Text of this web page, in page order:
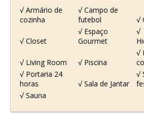
√ Armário de
cozinha
√ Campo de
futebol
√
√ Closet
√ Espaço
Gourmet
√
√ Living Room √ Piscina
√
√ Portaria 24
horas
√ Sala de Jantar
√
√ Sauna